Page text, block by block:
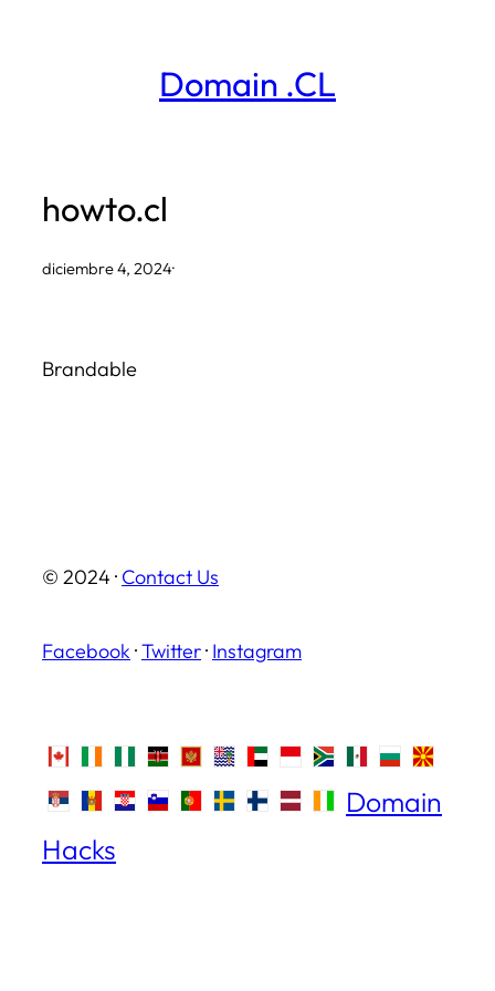
Domain .CL
howto.cl
diciembre 4, 2024·
Brandable
© 2024 · Contact Us
Facebook ·Twitter· Instagram
Domain
Hacks